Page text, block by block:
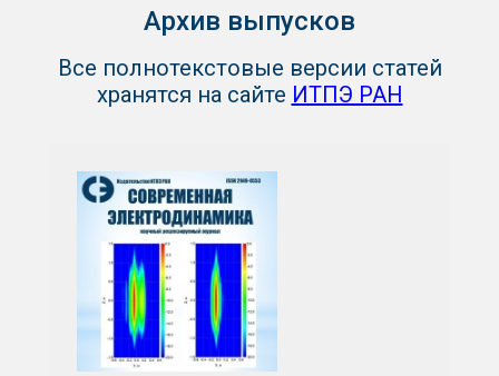
Архив выпусков
Все полнотекстовые версии статей
хранятся на сайте ИТПЭ РАН